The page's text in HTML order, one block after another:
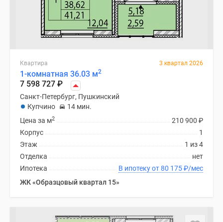
Квартира 3 квартал 2026
1-комнатная 36.03 м2
7 598 727 ₽
Санкт-Петербург, Пушкинский
Купчино
14 мин.
210 900 ₽
Цена за м2
1
Корпус
1 из 4
Этаж
нет
Отделка
В ипотеку от 80 175₽/мес
Ипотека
ЖК «Образцовый квартал 15»